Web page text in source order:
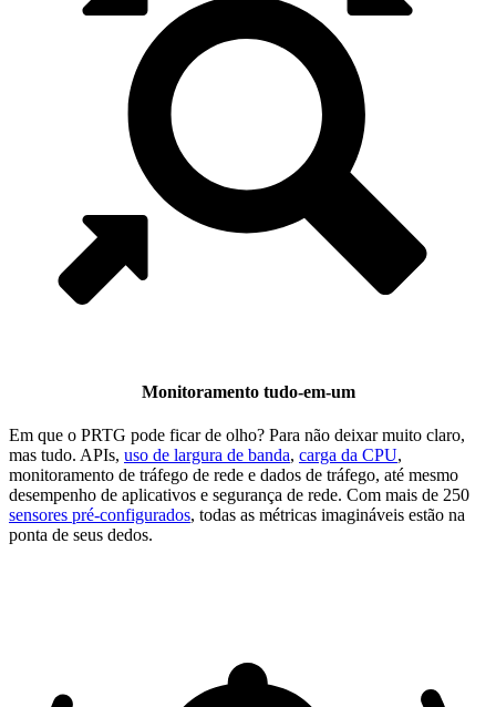
Monitoramento tudo-em-um
Em que o PRTG pode ficar de olho? Para não deixar muito claro,
mas tudo. APIs, uso de largura de banda, carga da CPU,
monitoramento de tráfego de rede e dados de tráfego, até mesmo
desempenho de aplicativos e segurança de rede. Com mais de 250
sensores pré-configurados, todas as métricas imagináveis estão na
ponta de seus dedos.